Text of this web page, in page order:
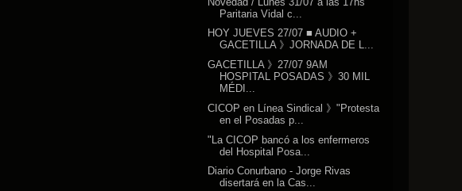
Paritaria Vidal c...
HOY JUEVES 27/07 ■ AUDIO +
GACETILLA 》JORNADA DE L...
GACETILLA 》27/07 9AM
HOSPITAL POSADAS 》30 MIL
MÉDI...
CICOP en Línea Sindical 》"Protesta
en el Posadas p...
"La CICOP bancó a los enfermeros
del Hospital Posa...
Diario Conurbano - Jorge Rivas
disertará en la Cas...